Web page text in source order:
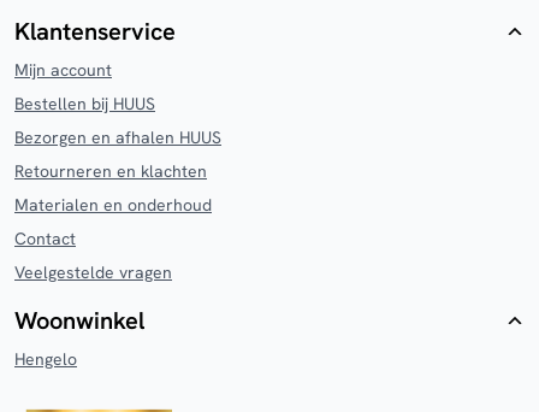
Klantenservice
Mijn account
Bestellen bij HUUS
Bezorgen en afhalen HUUS
Retourneren en klachten
Materialen en onderhoud
Contact
Veelgestelde vragen
Woonwinkel
Hengelo